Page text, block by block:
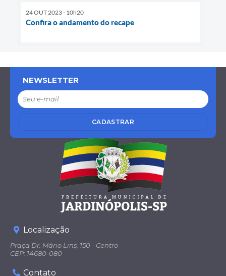
24 OUT 2023 - 10h20
Confira o andamento do recape
NEWSLETTER
CADASTRAR
Localização
Praça Dr. Mário Lins, 150 - Centro
CEP: 14680-080
Contato